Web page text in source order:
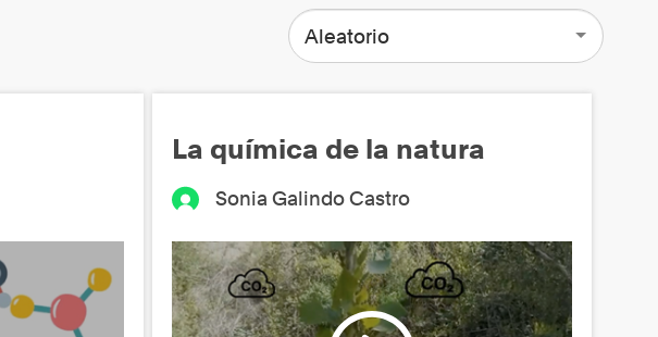
Aleatorio
La química de la natura
Sonia Galindo Castro